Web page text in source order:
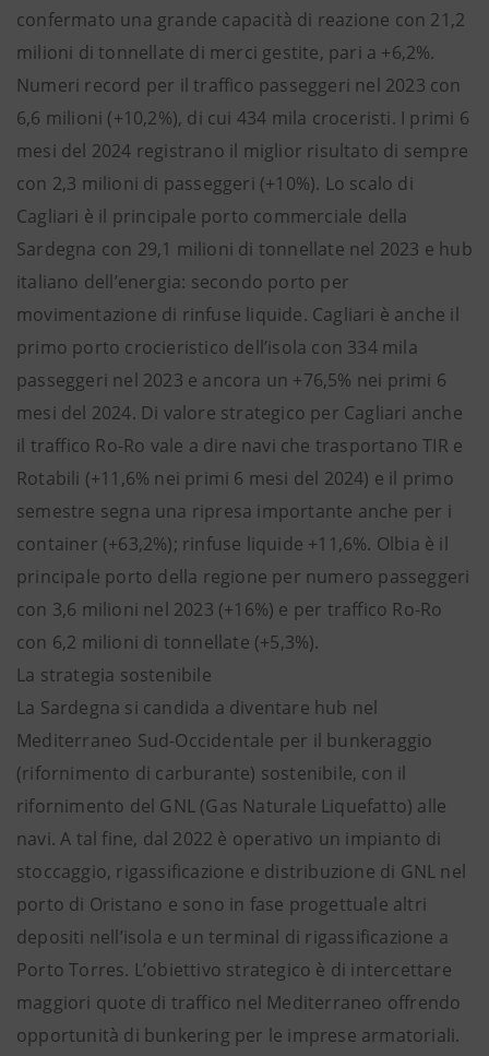
confermato una grande capacità di reazione con 21,2
milioni di tonnellate di merci gestite, pari a +6,2%.
Numeri record per il traffico passeggeri nel 2023 con
6,6 milioni (+10,2%), di cui 434 mila croceristi. I primi 6
mesi del 2024 registrano il miglior risultato di sempre
con 2,3 milioni di passeggeri (+10%). Lo scalo di
Cagliari è il principale porto commerciale della
Sardegna con 29,1 milioni di tonnellate nel 2023 e hub
italiano dell’energia: secondo porto per
movimentazione di rinfuse liquide. Cagliari è anche il
primo porto crocieristico dell’isola con 334 mila
passeggeri nel 2023 e ancora un +76,5% nei primi 6
mesi del 2024. Di valore strategico per Cagliari anche
il traffico Ro-Ro vale a dire navi che trasportano TIR e
Rotabili (+11,6% nei primi 6 mesi del 2024) e il primo
semestre segna una ripresa importante anche per i
container (+63,2%); rinfuse liquide +11,6%. Olbia è il
principale porto della regione per numero passeggeri
con 3,6 milioni nel 2023 (+16%) e per traffico Ro-Ro
con 6,2 milioni di tonnellate (+5,3%).
La strategia sostenibile
La Sardegna si candida a diventare hub nel
Mediterraneo Sud-Occidentale per il bunkeraggio
(rifornimento di carburante) sostenibile, con il
rifornimento del GNL (Gas Naturale Liquefatto) alle
navi. A tal fine, dal 2022 è operativo un impianto di
stoccaggio, rigassificazione e distribuzione di GNL nel
porto di Oristano e sono in fase progettuale altri
depositi nell’isola e un terminal di rigassificazione a
Porto Torres. L’obiettivo strategico è di intercettare
maggiori quote di traffico nel Mediterraneo offrendo
opportunità di bunkering per le imprese armatoriali.